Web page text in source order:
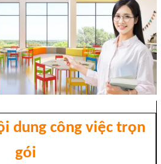
dung công việc trọn
gói